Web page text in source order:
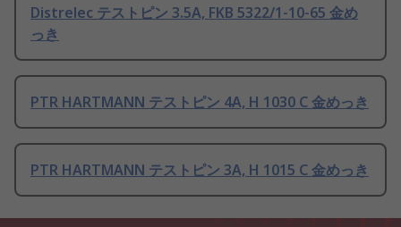
Distrelec テストピン 3.5A, FKB 5322/1-10-65 金め
っき
PTR HARTMANN テストピン 4A, H 1030 C 金めっき
PTR HARTMANN テストピン 3A, H 1015 C 金めっき